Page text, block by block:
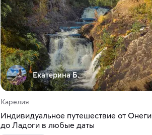
Екатерина Б.
Карелия
Индивидуальное путешествие от Онеги
до Ладоги в любые даты